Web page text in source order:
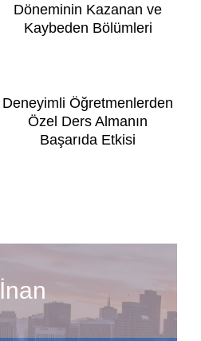
Döneminin Kazanan ve
Kaybeden Bölümleri
Deneyimli Öğretmenlerden
Özel Ders Almanın
Başarıda Etkisi
İnan